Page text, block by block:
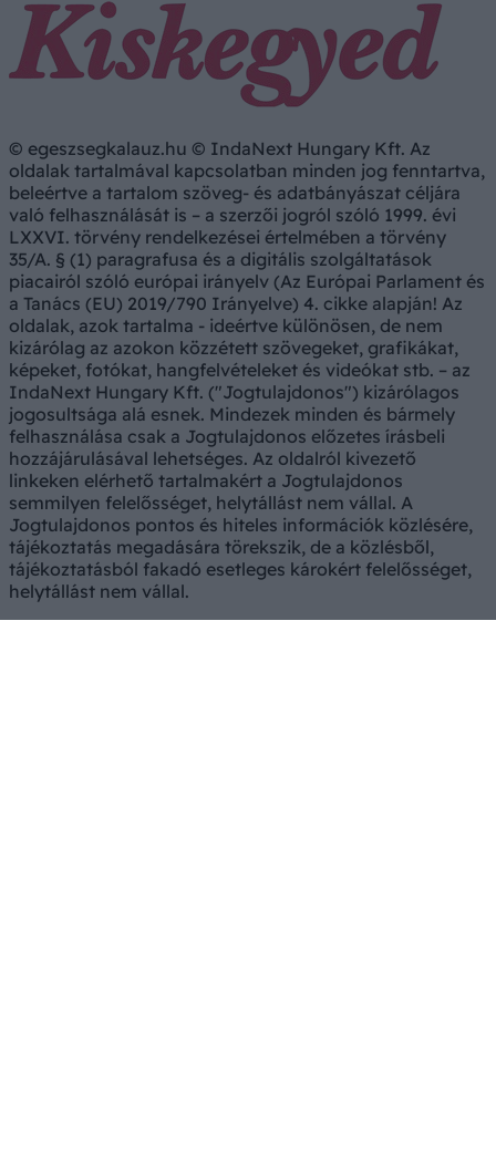
© egeszsegkalauz.hu © IndaNext Hungary Kft. Az
oldalak tartalmával kapcsolatban minden jog fenntartva,
beleértve a tartalom szöveg- és adatbányászat céljára
való felhasználását is – a szerzői jogról szóló 1999. évi
LXXVI. törvény rendelkezései értelmében a törvény
35/A. § (1) paragrafusa és a digitális szolgáltatások
piacairól szóló európai irányelv (Az Európai Parlament és
a Tanács (EU) 2019/790 Irányelve) 4. cikke alapján! Az
oldalak, azok tartalma - ideértve különösen, de nem
kizárólag az azokon közzétett szövegeket, grafikákat,
képeket, fotókat, hangfelvételeket és videókat stb. – az
IndaNext Hungary Kft. ("Jogtulajdonos") kizárólagos
jogosultsága alá esnek. Mindezek minden és bármely
felhasználása csak a Jogtulajdonos előzetes írásbeli
hozzájárulásával lehetséges. Az oldalról kivezető
linkeken elérhető tartalmakért a Jogtulajdonos
semmilyen felelősséget, helytállást nem vállal. A
Jogtulajdonos pontos és hiteles információk közlésére,
tájékoztatás megadására törekszik, de a közlésből,
tájékoztatásból fakadó esetleges károkért felelősséget,
helytállást nem vállal.